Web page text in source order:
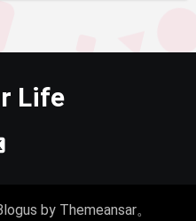
Life
by Themeansar。